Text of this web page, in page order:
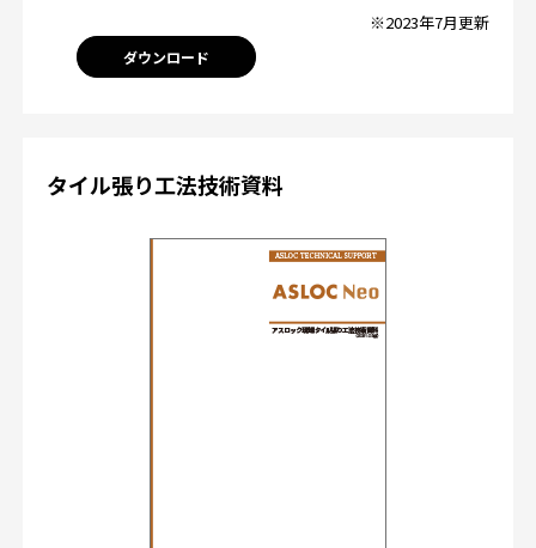
※2023年7月更新
ダウンロード
タイル張り工法技術資料